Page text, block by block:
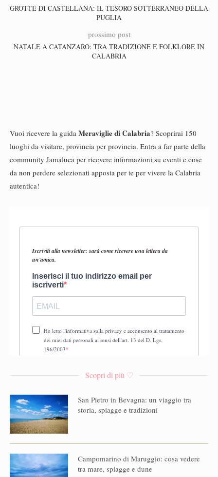
GROTTE DI CASTELLANA: IL TESORO SOTTERRANEO DELLA
PUGLIA
prossimo post
NATALE A CATANZARO: TRA TRADIZIONE E FOLKLORE IN
CALABRIA
Vuoi ricevere la guida Meraviglie di Calabria? Scoprirai 150
luoghi da visitare, provincia per provincia. Entra a far parte della
community Jamaluca per ricevere informazioni su eventi e cose
da non perdere selezionati apposta per te per vivere la Calabria
autentica!
Scopri di più ♡
San Pietro in Bevagna: un viaggio tra
storia, spiagge e tradizioni
Campomarino di Maruggio: cosa vedere
tra mare, spiagge e dune